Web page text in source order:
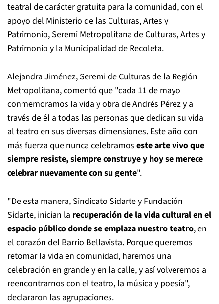
teatral de carácter gratuita para la comunidad, con el
apoyo del Ministerio de las Culturas, Artes y
Patrimonio, Seremi Metropolitana de Culturas, Artes y
Patrimonio y la Municipalidad de Recoleta.
Alejandra Jiménez, Seremi de Culturas de la Región
Metropolitana, comentó que "cada 11 de mayo
conmemoramos la vida y obra de Andrés Pérez y a
través de él a todas las personas que dedican su vida
al teatro en sus diversas dimensiones. Este año con
más fuerza que nunca celebramos este arte vivo que
siempre resiste, siempre construye y hoy se merece
celebrar nuevamente con su gente".
"De esta manera, Sindicato Sidarte y Fundación
Sidarte, inician la recuperación de la vida cultural en el
espacio público donde se emplaza nuestro teatro, en
el corazón del Barrio Bellavista. Porque queremos
retomar la vida en comunidad, haremos una
celebración en grande y en la calle, y así volveremos a
reencontrarnos con el teatro, la música y poesía",
declararon las agrupaciones.